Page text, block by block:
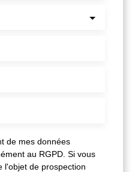
de mes données
au RGPD. Si vous
l'objet de prospection